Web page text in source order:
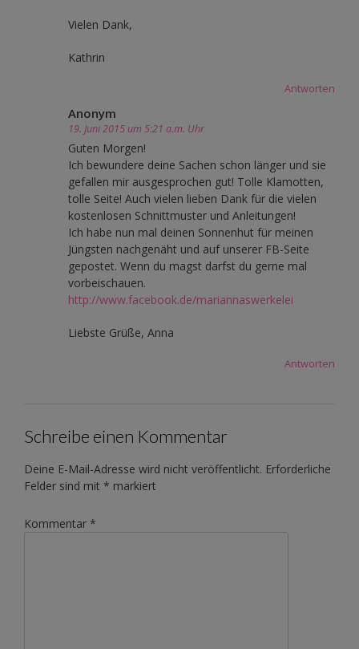
Vielen Dank,
Kathrin
Antworten
Anonym
19. Juni 2015 um 5:21 a.m. Uhr
Guten Morgen!
Ich bewundere deine Sachen schon länger und sie
gefallen mir ausgesprochen gut! Tolle Klamotten,
tolle Seite! Auch vielen lieben Dank für die vielen
kostenlosen Schnittmuster und Anleitungen!
Ich habe nun mal deinen Sonnenhut für meinen
Jüngsten nachgenäht und auf unserer FB-Seite
gepostet. Wenn du magst darfst du gerne mal
vorbeischauen.
http://www.facebook.de/mariannaswerkelei
Liebste Grüße, Anna
Antworten
Schreibe einen Kommentar
Deine E-Mail-Adresse wird nicht veröffentlicht. Erforderliche
Felder sind mit * markiert
Kommentar *